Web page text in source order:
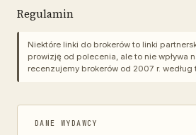
Regulamin
Niektóre linki do brokerów to linki
prowizję od polecenia, ale to nie wpływa
recenzujemy brokerów od 2007 r.
DANE WYDAWCY